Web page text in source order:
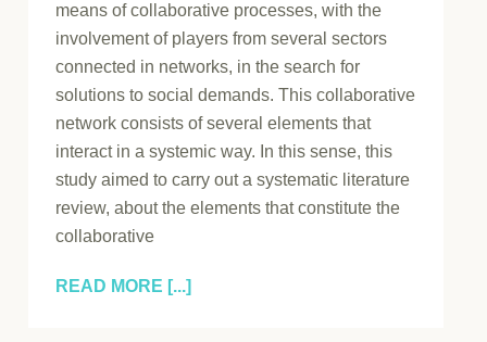
means of collaborative processes, with the
involvement of players from several sectors
connected in networks, in the search for
solutions to social demands. This collaborative
network consists of several elements that
interact in a systemic way. In this sense, this
study aimed to carry out a systematic literature
review, about the elements that constitute the
collaborative
READ MORE [...]